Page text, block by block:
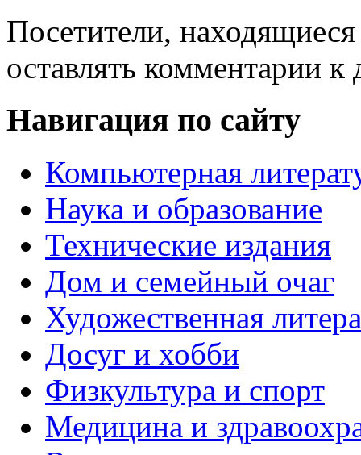
Посетители,
оставлять комментарии к
Навигация по сайту
Компьютерная
Наука и образование
Технические издания
Дом и семейный очаг
Художественная
Досуг и хобби
Физкультура и спорт
Медицина и